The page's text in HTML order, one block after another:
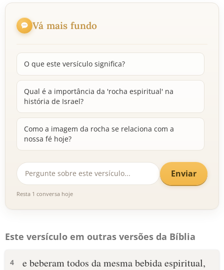
Vá mais fundo
O que este versículo significa?
Qual é a importância da 'rocha espiritual' na
história de Israel?
Como a imagem da rocha se relaciona com a
nossa fé hoje?
Enviar
Resta 1 conversa hoje
Este versículo em outras versões da Bíblia
4
e beberam todos da mesma bebida espiritual,